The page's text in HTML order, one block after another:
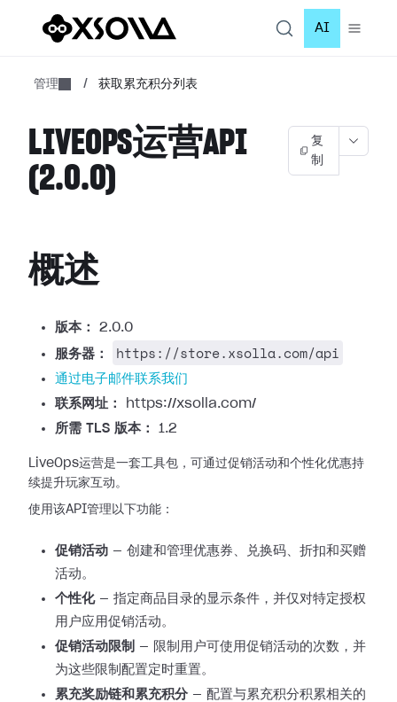
AI
管理 / 获取累充积分列表
LIVEOPS运营API
(2.0.0)
复
制
概述
版本：
2.0.0
服务器：
https://store.xsolla.com/api
通过电子邮件联系我们
联系网址：
https://xsolla.com/
所需 TLS 版本：
1.2
LiveOps运营是一套工具包，可通过促销活动和个性化优惠持
续提升玩家互动。
使用该API管理以下功能：
促销活动 — 创建和管理优惠券、兑换码、折扣和买赠
活动。
个性化— 指定商品目录的显示条件，并仅对特定授权
用户应用促销活动。
促销活动限制 — 限制用户可使用促销活动的次数，并
为这些限制配置定时重置。
累充奖励链和累充积分 — 配置与累充积分积累相关的